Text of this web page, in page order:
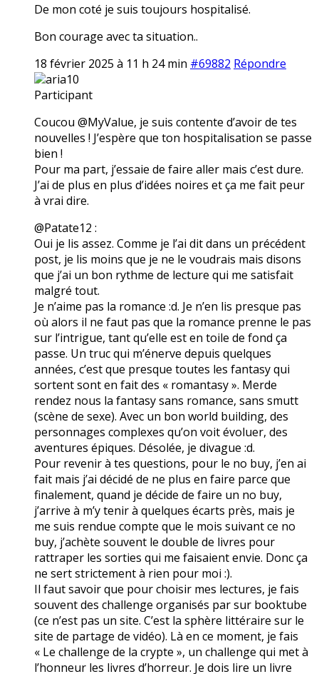
De mon coté je suis toujours hospitalisé.
Bon courage avec ta situation..
18 février 2025 à 11 h 24 min #69882 Répondre
aria10
Participant
Coucou @MyValue, je suis contente d’avoir de tes
nouvelles ! J’espère que ton hospitalisation se passe
bien !
Pour ma part, j’essaie de faire aller mais c’est dure.
J’ai de plus en plus d’idées noires et ça me fait peur
à vrai dire.
@Patate12 :
Oui je lis assez. Comme je l’ai dit dans un précédent
post, je lis moins que je ne le voudrais mais disons
que j’ai un bon rythme de lecture qui me satisfait
malgré tout.
Je n’aime pas la romance :d. Je n’en lis presque pas
où alors il ne faut pas que la romance prenne le pas
sur l’intrigue, tant qu’elle est en toile de fond ça
passe. Un truc qui m’énerve depuis quelques
années, c’est que presque toutes les fantasy qui
sortent sont en fait des « romantasy ». Merde
rendez nous la fantasy sans romance, sans smutt
(scène de sexe). Avec un bon world building, des
personnages complexes qu’on voit évoluer, des
aventures épiques. Désolée, je divague :d.
Pour revenir à tes questions, pour le no buy, j’en ai
fait mais j’ai décidé de ne plus en faire parce que
finalement, quand je décide de faire un no buy,
j’arrive à m’y tenir à quelques écarts près, mais je
me suis rendue compte que le mois suivant ce no
buy, j’achète souvent le double de livres pour
rattraper les sorties qui me faisaient envie. Donc ça
ne sert strictement à rien pour moi :).
Il faut savoir que pour choisir mes lectures, je fais
souvent des challenge organisés par sur booktube
(ce n’est pas un site. C’est la sphère littéraire sur le
site de partage de vidéo). Là en ce moment, je fais
« Le challenge de la crypte », un challenge qui met à
l’honneur les livres d’horreur. Je dois lire un livre